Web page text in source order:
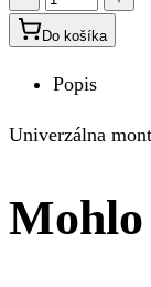
Univerzálna
CUB3
Do košíka
Popis
Univerzálna